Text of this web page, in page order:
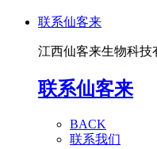
联系仙客来
江西仙客来生物科技
联系仙客来
BACK
联系我们